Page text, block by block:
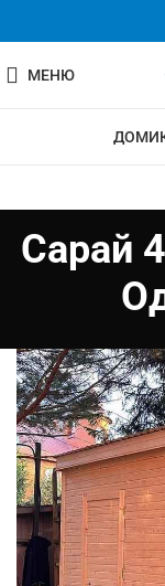
МЕНЮ
Сарай